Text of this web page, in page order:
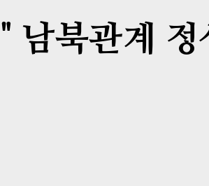
" 남북관계